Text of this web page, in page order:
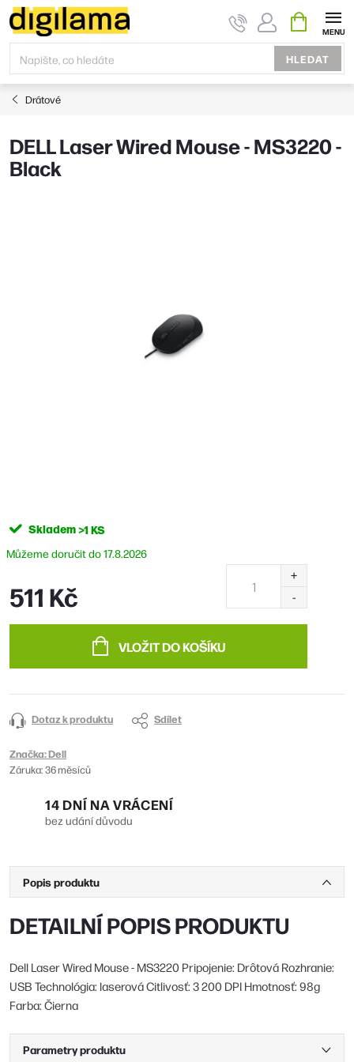
Přejít
na
obsah
HLEDAT
KOŠÍK
Drátové
DELL Laser Wired Mouse - MS3220 -
Black
Skladem>1 KS
17.8.2026
511 Kč
VLOŽIT DO KOŠÍKU
Dotaz k produktu Sdílet
Značka:Dell
Záruka:36 měsíců
14 DNÍ NA VRÁCENÍ
bez udání důvodu
Popis produktu
DETAILNÍ POPIS PRODUKTU
Dell Laser Wired Mouse - MS3220 Pripojenie: Drôtová Rozhranie:
USB Technológia: laserová Citlivosť: 3 200 DPI Hmotnosť: 98g
Farba: Čierna
Parametry produktu